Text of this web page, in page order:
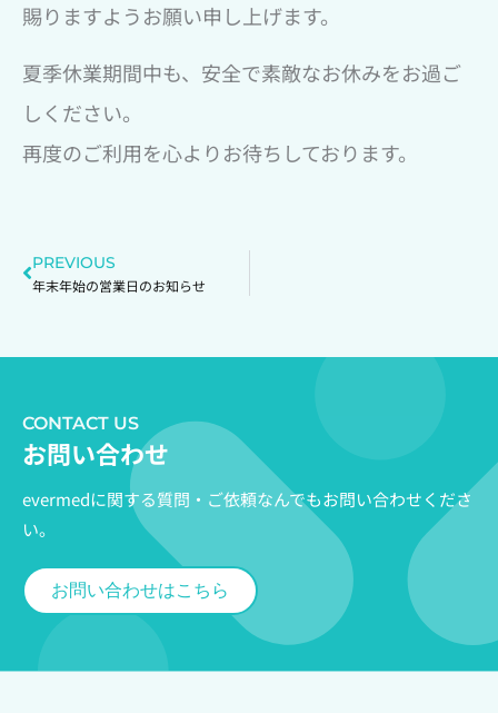
賜りますようお願い申し上げます。
夏季休業期間中も、安全で素敵なお休みをお過ご
しください。
再度のご利用を心よりお待ちしております。
PREVIOUS
年末年始の営業日のお知らせ
CONTACT US
お問い合わせ​
evermedに関する質問・ご依頼なんでもお問い合わせくださ
い。
お問い合わせはこちら